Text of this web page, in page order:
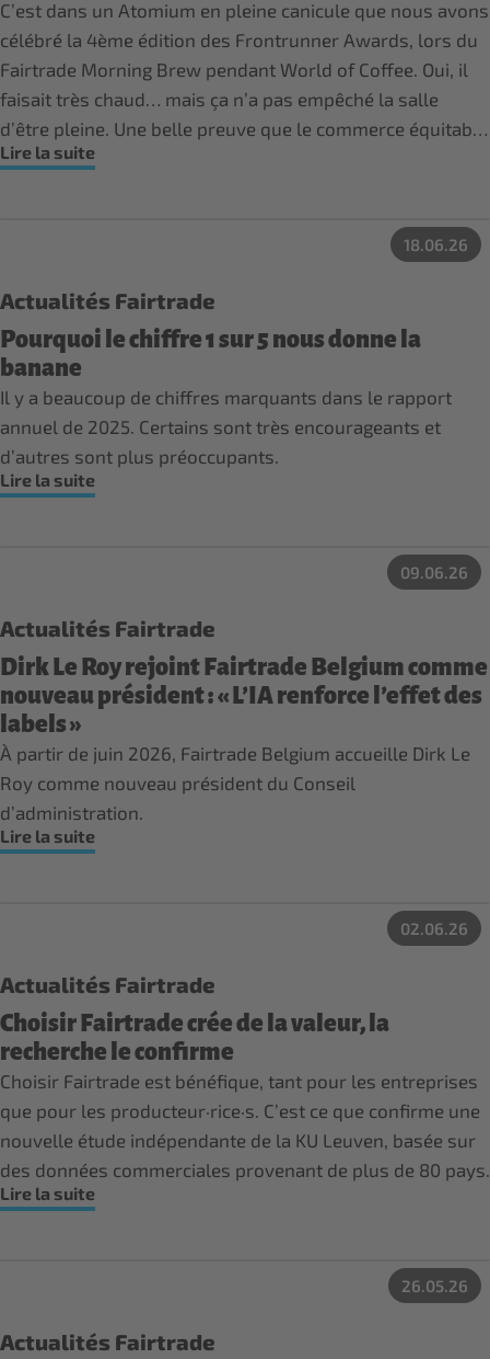
C’est dans un Atomium en pleine canicule que nous avons
célébré la 4ème édition des Frontrunner Awards, lors du
Fairtrade Morning Brew pendant World of Coffee. Oui, il
faisait très chaud… mais ça n’a pas empêché la salle
d’être pleine. Une belle preuve que le commerce équitable
mobilise.
Lire la suite
18.06.26
Actualités Fairtrade
Pourquoi le chiffre 1 sur 5 nous donne la
banane
Il y a beaucoup de chiffres marquants dans le rapport
annuel de 2025. Certains sont très encourageants et
d’autres sont plus préoccupants.
Lire la suite
09.06.26
Actualités Fairtrade
Dirk Le Roy rejoint Fairtrade Belgium comme
nouveau président : « L’IA renforce l’effet des
labels »
À partir de juin 2026, Fairtrade Belgium accueille Dirk Le
Roy comme nouveau président du Conseil
d’administration.
Lire la suite
02.06.26
Actualités Fairtrade
Choisir Fairtrade crée de la valeur, la
recherche le confirme
Choisir Fairtrade est bénéfique, tant pour les entreprises
que pour les producteur·rice·s. C’est ce que confirme une
nouvelle étude indépendante de la KU Leuven, basée sur
des données commerciales provenant de plus de 80 pays.
Lire la suite
26.05.26
Actualités Fairtrade